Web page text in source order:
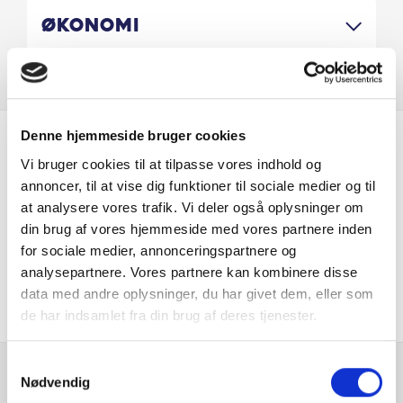
Denne hjemmeside bruger cookies
Vi bruger cookies til at tilpasse vores indhold og
annoncer, til at vise dig funktioner til sociale medier og til
at analysere vores trafik. Vi deler også oplysninger om
din brug af vores hjemmeside med vores partnere inden
for sociale medier, annonceringspartnere og
analysepartnere. Vores partnere kan kombinere disse
data med andre oplysninger, du har givet dem, eller som
de har indsamlet fra din brug af deres tjenester.
Nødvendig
www.jensenognoergaard.dk
forbehold for indtastnings fejl
Økonomi
Er du interesseret i
denne bil?
KONTAKT FORHANDLER
Se hvad vores